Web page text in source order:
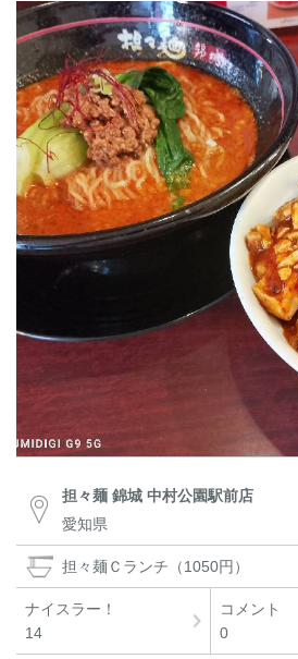
担々麺 錦城 中村公園駅前店
愛知県
担々麺Ｃランチ（1050円）
ナイスラー！
14
コメント
0